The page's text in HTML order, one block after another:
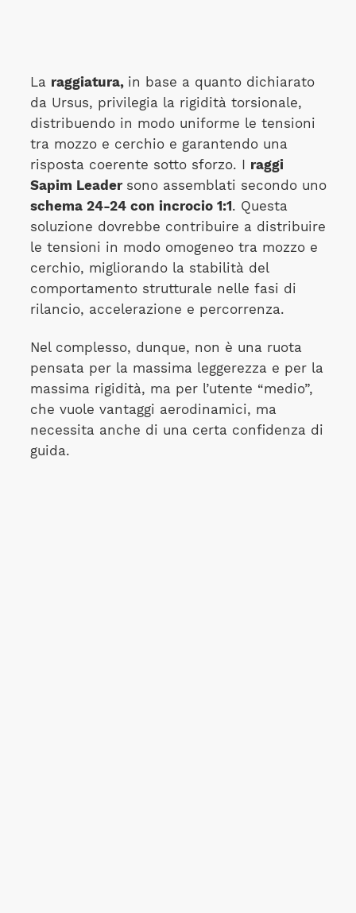
La raggiatura, in base a quanto dichiarato
da Ursus, privilegia la rigidità torsionale,
distribuendo in modo uniforme le tensioni
tra mozzo e cerchio e garantendo una
risposta coerente sotto sforzo. I raggi
Sapim Leader sono assemblati secondo uno
schema 24-24 con incrocio 1:1. Questa
soluzione dovrebbe contribuire a distribuire
le tensioni in modo omogeneo tra mozzo e
cerchio, migliorando la stabilità del
comportamento strutturale nelle fasi di
rilancio, accelerazione e percorrenza.
Nel complesso, dunque, non è una ruota
pensata per la massima leggerezza e per la
massima rigidità, ma per l’utente “medio”,
che vuole vantaggi aerodinamici, ma
necessita anche di una certa confidenza di
guida.